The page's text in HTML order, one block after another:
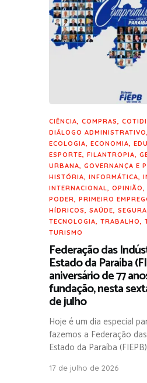
CIÊNCIA COMPRAS
DIÁLOGO ADMINISTRATIVO
ECOLOGIA
ECONOMIA
ESPORTE
FILANTROPIA
URBANA
GOVERNANÇA E
HISTÓRIA
INFORMÁTICA
INTERNACIONAL
OPINIÃO
PODER
PRIMEIRO
HÍDRICOS
SAÚDE
TECNOLOGIA
TRABALHO
TURISMO
Federação das
Estado da Paraíba
aniversário de 77
fundação, nesta
de julho
Hoje é um dia especial
fazemos a Federação
Estado da Paraíba
17 de julho de 2026